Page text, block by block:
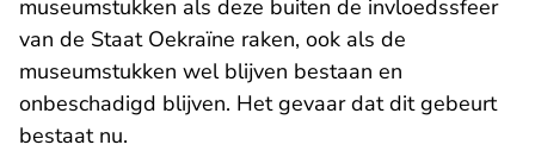
museumstukken als deze buiten de invloedssfeer
van de Staat Oekraïne raken, ook als de
museumstukken wel blijven bestaan en
onbeschadigd blijven. Het gevaar dat dit gebeurt
bestaat nu.